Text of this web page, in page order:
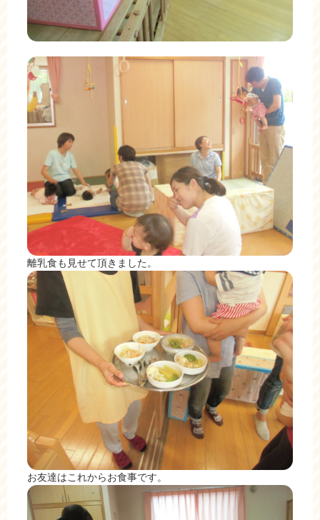
離乳食も見せて頂きました。
お友達はこれからお食事です。